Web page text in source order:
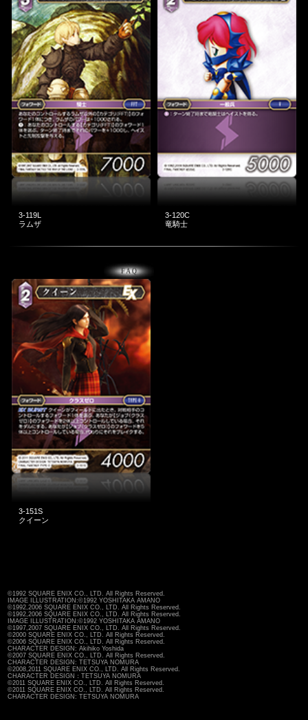
3-119L
ラムザ
3-120C
竜騎士
3-151S
クイーン
©1992 SQUARE ENIX CO., LTD. All Rights Reserved.
IMAGE ILLUSTRATION:©1992 YOSHITAKA AMANO
©1992,2006 SQUARE ENIX CO., LTD. All Rights Reserved.
©1992,2006 SQUARE ENIX CO., LTD. All Rights Reserved.
IMAGE ILLUSTRATION:©1992 YOSHITAKA AMANO
©1997,2007 SQUARE ENIX CO., LTD. All Rights Reserved.
©2000 SQUARE ENIX CO., LTD. All Rights Reserved.
©2006 SQUARE ENIX CO., LTD. All Rights Reserved.
CHARACTER DESIGN: Akihiko Yoshida
©2007 SQUARE ENIX CO., LTD. All Rights Reserved.
CHARACTER DESIGN: TETSUYA NOMURA
©2008,2011 SQUARE ENIX CO., LTD. All Rights Reserved.
CHARACTER DESIGN：TETSUYA NOMURA
©2011 SQUARE ENIX CO., LTD. All Rights Reserved.
©2011 SQUARE ENIX CO., LTD. All Rights Reserved.
CHARACTER DESIGN: TETSUYA NOMURA